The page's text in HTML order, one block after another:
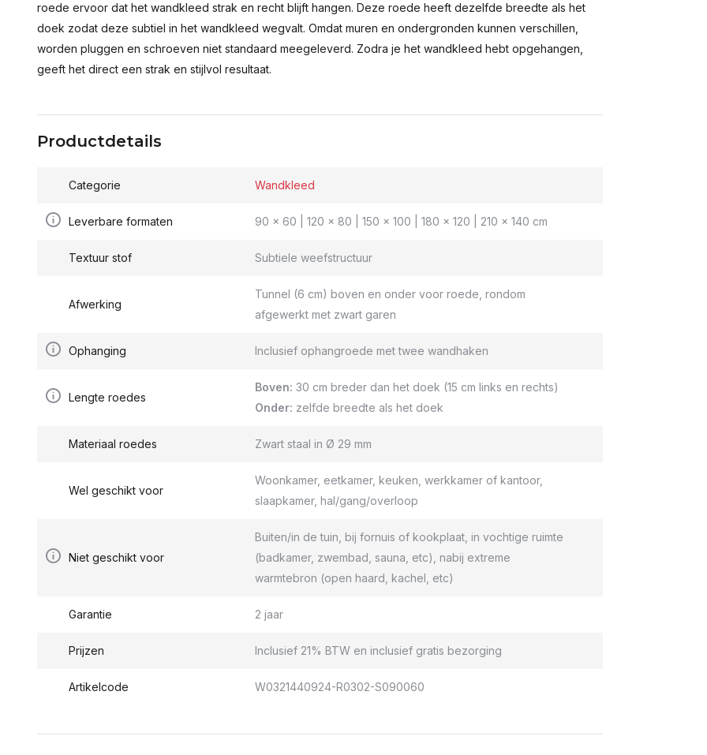
roede ervoor dat het wandkleed strak en recht blijft hangen. Deze roede heeft dezelfde breedte als het
doek zodat deze subtiel in het wandkleed wegvalt. Omdat muren en ondergronden kunnen verschillen,
worden pluggen en schroeven niet standaard meegeleverd. Zodra je het wandkleed hebt opgehangen,
geeft het direct een strak en stijlvol resultaat.
Productdetails
Categorie Wandkleed
Leverbare formaten 90 x 60 | 120 x 80 | 150 x 100 | 180 x 120 | 210 x 140 cm
Textuur stof Subtiele weefstructuur
Afwerking
Tunnel (6 cm) boven en onder voor roede, rondom
afgewerkt met zwart garen
Ophanging Inclusief ophangroede met twee wandhaken
Lengte roedes
Boven: 30 cm breder dan het doek (15 cm links en rechts)
Onder: zelfde breedte als het doek
Materiaal roedes Zwart staal in Ø 29 mm
Wel geschikt voor
Woonkamer, eetkamer, keuken, werkkamer of kantoor,
slaapkamer, hal/gang/overloop
Niet geschikt voor
Buiten/in de tuin, bij fornuis of kookplaat, in vochtige ruimte
(badkamer, zwembad, sauna, etc), nabij extreme
warmtebron (open haard, kachel, etc)
Garantie 2 jaar
Prijzen Inclusief 21% BTW en inclusief gratis bezorging
Artikelcode W0321440924-R0302-S090060